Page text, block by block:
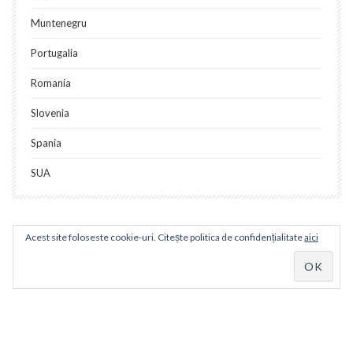
Muntenegru
Portugalia
Romania
Slovenia
Spania
SUA
Acest site foloseste cookie-uri. Citește politica de confidențialitateaici